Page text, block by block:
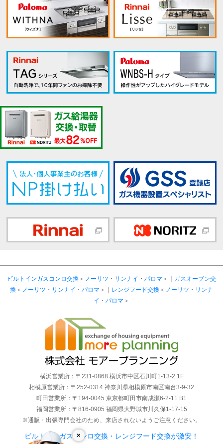
×
ビルトインガスコンロ交換 ＜ ノーリツ ・ リンナイ ・ パロマ ＞｜ ガスオーブン交
換 ＜ ノーリツ ・ リンナイ ・ パロマ ＞｜ レンジフード交換 ＜ ノーリツ ・ リンナ
イ ・ パロマ ＞
横浜営業所：〒231-0868 横浜市中区石川町1-13-2 1F
相模原営業所：〒252-0314 神奈川県相模原市南区南台3-9-32
町田営業所：〒194-0045 東京都町田市南成瀬6-2-11 B1
福岡営業所：〒816-0905 福岡県大野城市川久保1-17-15
※通販・出張専門会社のため、来店されないようご注意ください。
ビルトインガスコンロ交換・レンジフード交換が激安！